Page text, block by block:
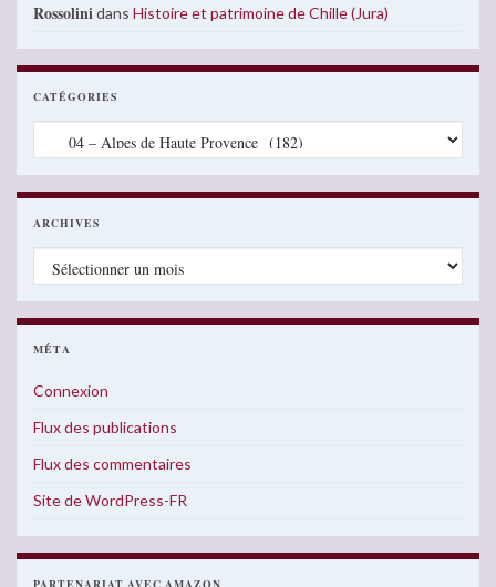
Rossolinidans Histoire et patrimoine de Chille (Jura)
CATÉGORIES
Catégories
ARCHIVES
Archives
MÉTA
Connexion
Flux des publications
Flux des commentaires
Site de WordPress-FR